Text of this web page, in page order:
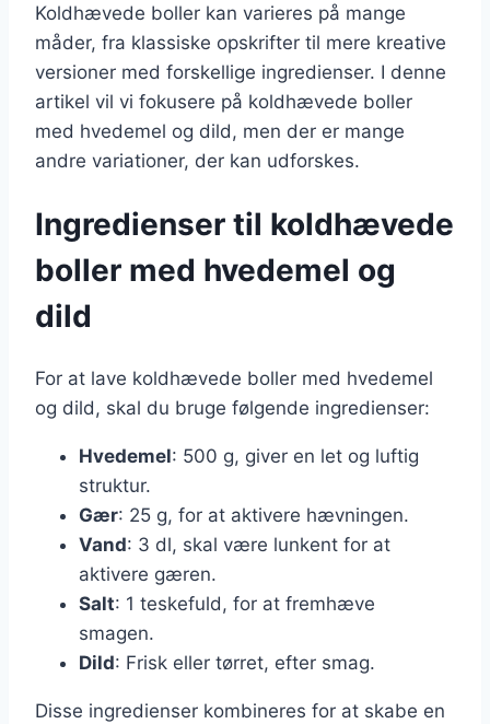
Koldhævede boller kan varieres på mange
måder, fra klassiske opskrifter til mere kreative
versioner med forskellige ingredienser. I denne
artikel vil vi fokusere på koldhævede boller
med hvedemel og dild, men der er mange
andre variationer, der kan udforskes.
Ingredienser til koldhævede
boller med hvedemel og
dild
For at lave koldhævede boller med hvedemel
og dild, skal du bruge følgende ingredienser:
Hvedemel: 500 g, giver en let og luftig
struktur.
Gær: 25 g, for at aktivere hævningen.
Vand: 3 dl, skal være lunkent for at
aktivere gæren.
Salt: 1 teskefuld, for at fremhæve
smagen.
Dild: Frisk eller tørret, efter smag.
Disse ingredienser kombineres for at skabe en